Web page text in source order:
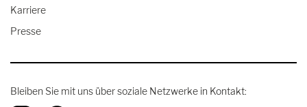
Karriere
Presse
Bleiben Sie mit uns über soziale Netzwerke in Kontakt: